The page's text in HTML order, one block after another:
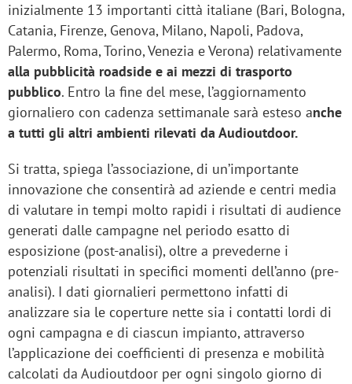
inizialmente 13 importanti città italiane (Bari, Bologna,
Catania, Firenze, Genova, Milano, Napoli, Padova,
Palermo, Roma, Torino, Venezia e Verona) relativamente
alla pubblicità roadside e ai mezzi di trasporto
pubblico. Entro la fine del mese, l’aggiornamento
giornaliero con cadenza settimanale sarà esteso anche
a tutti gli altri ambienti rilevati da Audioutdoor.
Si tratta, spiega l’associazione, di un’importante
innovazione che consentirà ad aziende e centri media
di valutare in tempi molto rapidi i risultati di audience
generati dalle campagne nel periodo esatto di
esposizione (post-analisi), oltre a prevederne i
potenziali risultati in specifici momenti dell’anno (pre-
analisi). I dati giornalieri permettono infatti di
analizzare sia le coperture nette sia i contatti lordi di
ogni campagna e di ciascun impianto, attraverso
l’applicazione dei coefficienti di presenza e mobilità
calcolati da Audioutdoor per ogni singolo giorno di